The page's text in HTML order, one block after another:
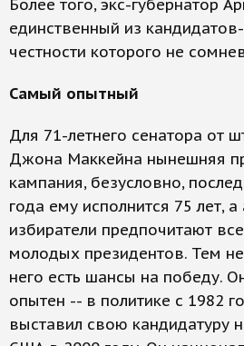
Более того, экс-губернатор
единственный из
честности которого не
Самый опытный
Для 71-летнего сенатора от
Джона Маккейна нынешняя
кампания, безусловно,
года ему исполнится 75 лет,
избиратели предпочитают
молодых президентов. Тем
него есть шансы на победу.
опытен -- в политике с 1982
выставил свою кандидатуру